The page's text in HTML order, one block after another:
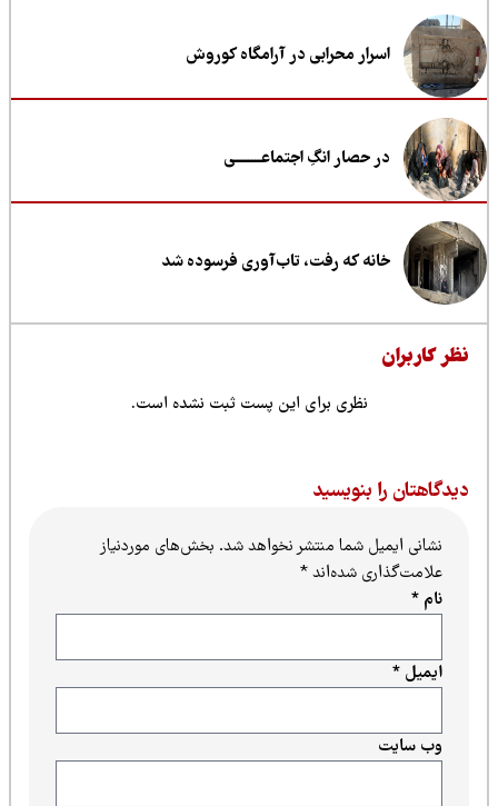
اسرار محرابی در آرامگاه کوروش
در حصار انگِ اجتماعــــــــی
خانه که رفت، تاب‌آوری فرسوده شد
کاربران
نظری برای این پست ثبت نشده است.
را بنویسید
نشانی ایمیل شما منتشر نخواهد شد.بخش‌های موردنیاز
علامت‌گذاری شده‌اند*
ایمیل*
وب‌ سایت